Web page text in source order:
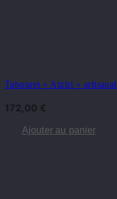
Tabouret « Atziri »
172,00 €
Ajouter au panier